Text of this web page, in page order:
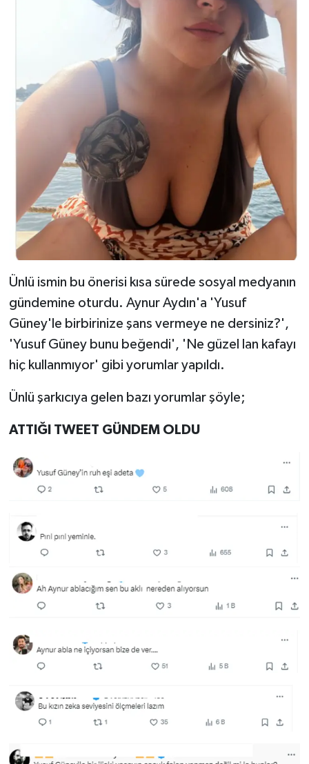
Ünlü ismin bu önerisi kısa sürede sosyal medyanın
gündemine oturdu. Aynur Aydın'a 'Yusuf
Güney'le birbirinize şans vermeye ne dersiniz?',
'Yusuf Güney bunu beğendi', 'Ne güzel lan kafayı
hiç kullanmıyor' gibi yorumlar yapıldı.
Ünlü şarkıcıya gelen bazı yorumlar şöyle;
ATTIĞI TWEET GÜNDEM OLDU